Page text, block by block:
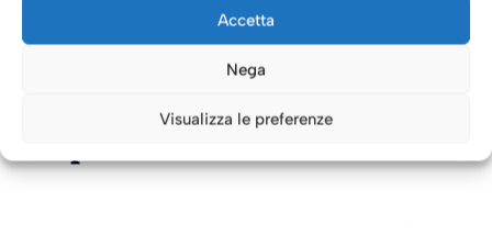
Accetta
Nega
Visualizza le preferenze
Caldaie Roma: i nostri servizi